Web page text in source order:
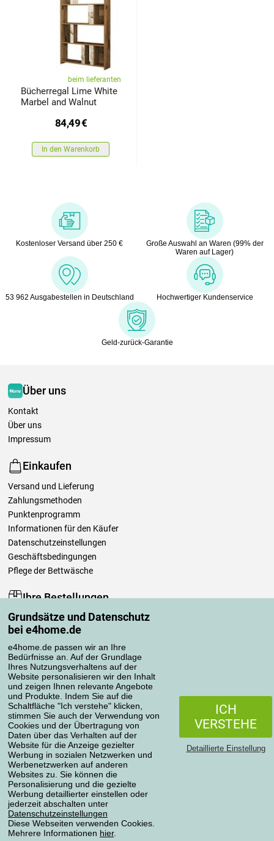
Grundsätze und Datenschutz
bei e4home.de
e4home.de passen wir an Ihre
Bedürfnisse an. Auf der Grundlage
Ihres Nutzungsverhaltens auf der
Website personalisieren wir den Inhalt
und zeigen Ihnen relevante Angebote
und Produkte. Indem Sie auf die
Schaltfläche "Ich verstehe" klicken,
stimmen Sie auch der Verwendung von
Cookies und der Übertragung von
Daten über das Verhalten auf der
Website für die Anzeige gezielter
Werbung in sozialen Netzwerken und
Werbenetzwerken auf anderen
Websites zu. Sie können die
Personalisierung und die gezielte
Werbung detaillierter einstellen oder
jederzeit abschalten unter
Datenschutzeinstellungen
Diese Webseiten verwenden Cookies.
Mehrere Informationen hier.
ICH
VERSTEHE
Detaillierte Einstellung
beim lieferanten
Bücherregal Lime White
Marbel and Walnut
84,49€
In den Warenkorb
Kostenloser Versand über 250 €
Große Auswahl an Waren (99% der
Waren auf Lager)
53 962 Ausgabestellen in Deutschland Hochwertiger Kundenservice
Geld-zurück-Garantie
Über uns
Kontakt
Über uns
Impressum
Einkaufen
Versand und Lieferung
Zahlungsmethoden
Punktenprogramm
Informationen für den Käufer
Datenschutzeinstellungen
Geschäftsbedingungen
Pflege der Bettwäsche
Ihre Bestellungen
Mein Konto
Bestellübersicht
Reklamationen
Widerrufsbelehrung
Einfach mehr wissen
Richtlinien zur Verarbeitung von Bewertungen
Transportarten
Zahlungsmethoden
Zuverlässiger Shop